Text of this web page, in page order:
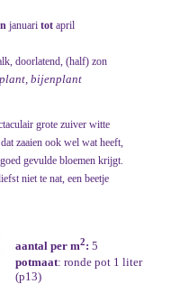
januari tot april
doorlatend, (half) zon
bijenplant
grote zuiver witte
zaaien ook wel wat heeft,
gevulde bloemen krijgt.
niet te nat, een beetje
aantal per m2: 5
potmaat: ronde pot 1 liter
(p13)